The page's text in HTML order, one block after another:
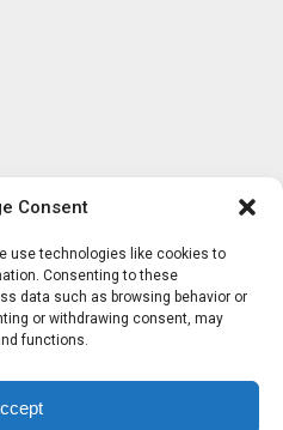
Consent
use technologies like cookies to
Consenting to these
data such as browsing behavior or
or withdrawing consent, may
functions.